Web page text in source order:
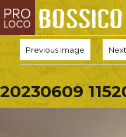
Previous Image
20230609